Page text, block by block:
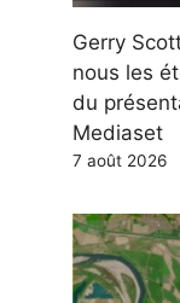
Gerry
nous les
du
Mediaset
7 août 2026